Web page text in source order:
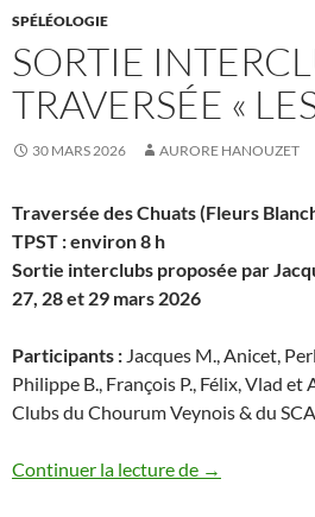
SPÉLÉOLOGIE
SORTIE
TRAVERSÉE «
30 MARS 2026 AURORE HANOUZET
Traversée des Chuats (Fleurs
TPST : environ 8 h
Sortie interclubs proposée par
27, 28 et 29 mars 2026
Participants : Jacques M., Anicet,
Philippe B., François P., Félix, Vlad et
Clubs du Chourum Veynois & du
Continuer la lecture de Sortie
→